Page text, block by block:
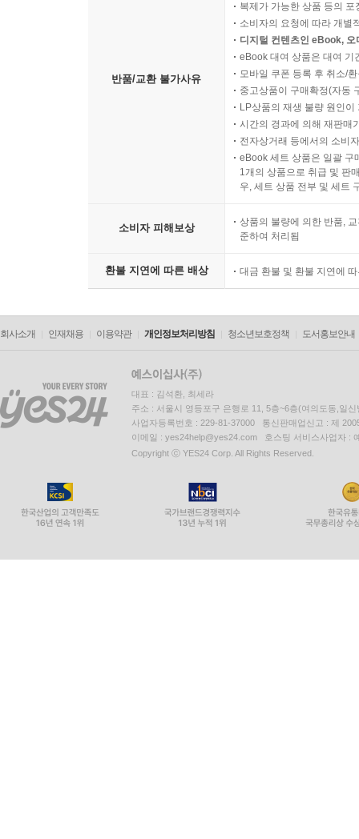
반품/교환 불가사유
복제가 가능한 상품 등의
소비자의 요청에 따라 개별
디지털 컨텐츠인 eBook,
eBook 대여 상품은 대여 기
모바일 쿠폰 등록 후 취소/
중고상품이 구매확정(자동
LP상품의 재생 불량 원인
시간의 경과에 의해 재판매
전자상거래 등에서의 소비
eBook 세트 상품은 일괄 구
1개의 상품으로 취급 및 판
우, 세트 상품 전부 및 세트
소비자 피해보상
상품의 불량에 의한 반품,
준하여 처리됨
환불 지연에 따른 배상 대금 환불 및 환불 지연에
회사소개 인재채용 이용약관 개인정보처리방침 청소년보호정책 도서홍보안내
대표 : 김석환, 최세라
주소 : 서울시 영등포구 은행로 11, 5층~6층(여의도동,일신
사업자등록번호 : 229-81-37000 통신판매업신고 : 제
이메일 : yes24help@yes24.com 호스팅 서비스사업자 :
Copyright ⓒ YES24 Corp. All Rights Reserved.